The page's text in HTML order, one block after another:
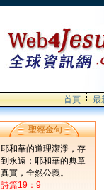
首頁 最
聖經金句
耶和華的道理潔淨，存
到永遠；耶和華的典章
真實，全然公義。
詩篇19：9